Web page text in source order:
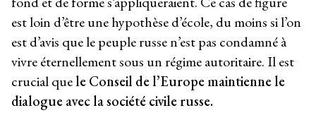
est loin d’être une hypothèse d’école, du moins si l’on
est d’avis que le peuple russe n’est pas condamné à
vivre éternellement sous un régime autoritaire. Il est
crucial quele Conseil de l’Europe maintienne le
dialogue avec la société civilerusse.